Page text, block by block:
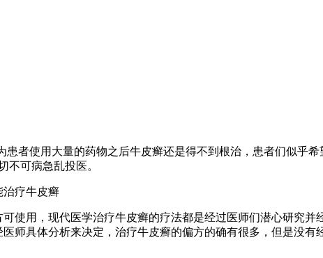
者使用大量的药物之后牛皮癣还是得不到根治，患者们似乎
不可病急乱投医。
使用，现代医学治疗牛皮癣的疗法都是经过医师们潜心研究并
师具体分析来决定，治疗牛皮癣的偏方的确有很多，但是没有